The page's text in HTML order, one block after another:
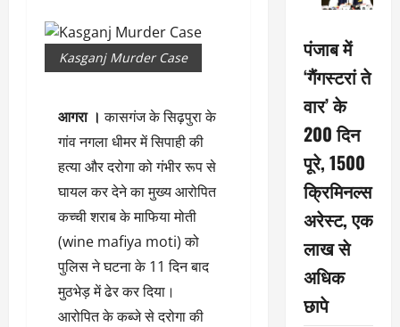
Kasganj Murder Case
आगरा ।कासगंज के सिढ़पुरा के
गांव नगला धीमर में सिपाही की
हत्या और दरोगा को गंभीर रूप से
घायल कर देने का मुख्य आरोपित
कच्‍ची शराब के माफिया मोती
(wine mafiya moti) को
पुलिस ने घटना के 11 दिन बाद
मुठभेड़ में ढेर कर दिया।
आरोपित के कब्जे से दरोगा की
पंजाब में
‘गैंगस्टरां ते
वार’ के
200 दिन
पूरे, 1500
क्रिमिनल्स
अरेस्ट, एक
लाख से
अधिक
छापे